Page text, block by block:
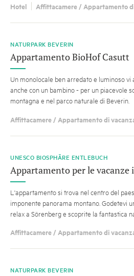
Hotel Affittacamere / Appartamento
NATURPARK BEVERIN
Appartamento BioHof Casutt
Un monolocale ben arredato e luminoso vi
anche con un bambino - per un piacevole
montagna e nel parco naturale di Beverin.
Affittacamere / Appartamento di
UNESCO BIOSPHÄRE ENTLEBUCH
Appartamento per le
L'appartamento si trova nel centro del
imponente panorama montano. Godetevi
relax a Sörenberg e scoprite la fantastica
Affittacamere / Appartamento di
NATURPARK BEVERIN